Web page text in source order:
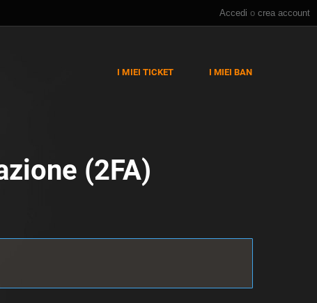
Accedi o crea account
I MIEI TICKET I MIEI BAN
(2FA)